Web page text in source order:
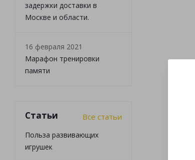
задержки доставки в
Москве и области.
16 февраля 2021
Марафон тренировки
памяти
Статьи Все статьи
Польза развивающих
игрушек